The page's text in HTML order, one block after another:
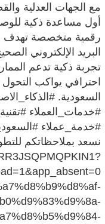
مع الجهات العدلية
أول مساعدة ذكية
رقمية متخصصة تهدف
البريد الإلكتروني
تجربة ذكية تدعم
احترافي يواكب
السعودية.
#خدمات_العملاء
#خدمة_عملاء
نسعد بملاحظاتكم